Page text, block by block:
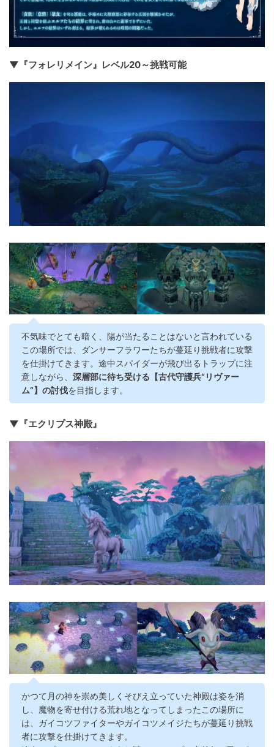
▼『フォレリメイン』レベル20～挑戦可能
不気味でとても暗く、陽が当たることはないと言われている
この場所では、ダンサーフラワーたちが蔓延り挑戦者に攻撃
を仕掛けてきます。途中スパイダーが飛び出るトラップに注
意しながら、 深層部に待ち受ける【古代守護兵“リヴァー
ム”】の討伐を目指します。
▼『エクリプス神殿』
かつて月の神を崇め美しくそびえ立っていた神殿は姿を消
し、魔物を寄せ付ける荒れ地となってしまったこの場所に
は、ガイコツファイターやガイコツメイジたちが蔓延り挑戦
者に攻撃を仕掛けてきます。